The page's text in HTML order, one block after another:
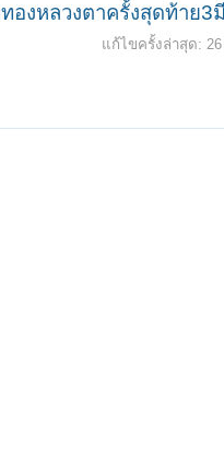
องหลวงตาครั้งสุดท้าย3
แก้ไขครั้งล่าสุด: